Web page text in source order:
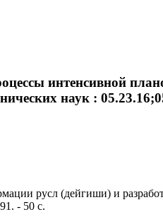
интенсивной
наук :
русл (дейгиши) и
- 50 с.